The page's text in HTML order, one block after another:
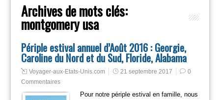
Archives de mots clés:
montgomery usa
Périple estival annuel d’Août 2016 : Georgie,
Caroline du Nord et du Sud, Floride, Alabama
Voyager-aux-Etats-Unis.com 21 septembre 2017
0
Commentaires
Pour notre périple estival en famille, nous